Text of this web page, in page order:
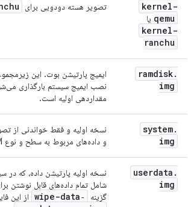
kernel-
qemu یا
kernel-
ranchu
تصویر هسته دودویی برای AVD.kernel
ramdisk.
img
ایمیج پارتیشن بوت. این
نصب ایمیج سیستم بارگذاری
مقداردهی اولیه است.
system.
img
نسخه اولیه و فقط خواندنی از
و داده‌های مربوط به سطح و نوع API است.
userdata .
img
نسخه اولیه پارتیشن داده، که
گزینه
‑wipe-data از این